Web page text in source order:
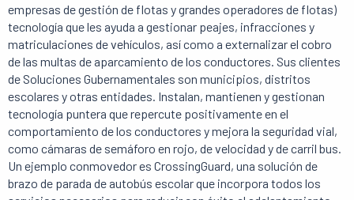
empresas de gestión de flotas y grandes operadores de flotas)
tecnología que les ayuda a gestionar peajes, infracciones y
matriculaciones de vehículos, así como a externalizar el cobro
de las multas de aparcamiento de los conductores. Sus clientes
de Soluciones Gubernamentales son municipios, distritos
escolares y otras entidades. Instalan, mantienen y gestionan
tecnología puntera que repercute positivamente en el
comportamiento de los conductores y mejora la seguridad vial,
como cámaras de semáforo en rojo, de velocidad y de carril bus.
Un ejemplo conmovedor es CrossingGuard, una solución de
brazo de parada de autobús escolar que incorpora todos los